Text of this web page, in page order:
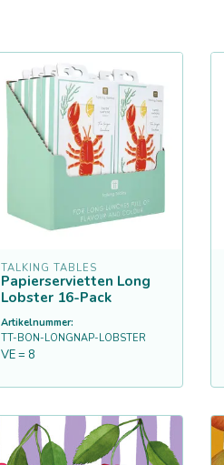
TALKING TABLES
Papierservietten Long
Lobster 16-Pack
Artikelnummer:
TT-BON-LONGNAP-LOBSTER
VE = 8